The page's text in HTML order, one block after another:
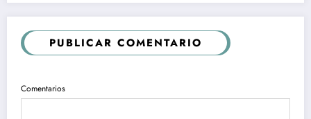
PUBLICAR COMENTARIO
Comentarios